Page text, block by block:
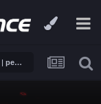
Диагностика VAG (AUDI / Volkswagen / Skoda / Seat) | ремонт электроники